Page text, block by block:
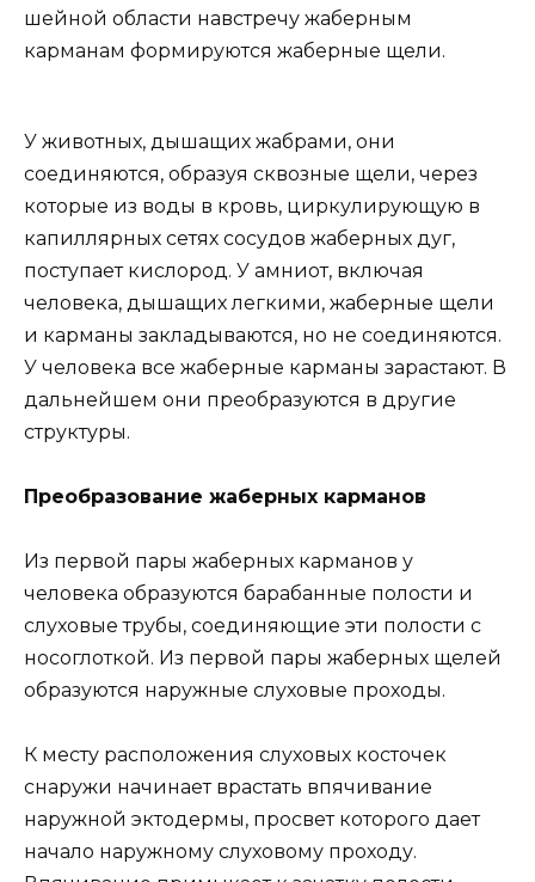
шейной области навстречу жаберным
карманам формируются жаберные щели.
У животных, дышащих жабрами, они
соединяются, образуя сквозные щели, через
которые из воды в кровь, циркулирующую в
капиллярных сетях сосудов жаберных дуг,
поступает кислород. У амниот, включая
человека, дышащих легкими, жаберные щели
и карманы закладываются, но не соединяются.
У человека все жаберные карманы зарастают. В
дальнейшем они преобразуются в другие
структуры.
Преобразование жаберных карманов
Из первой пары жаберных карманов у
человека образуются барабанные полости и
слуховые трубы, соединяющие эти полости с
носоглоткой. Из первой пары жаберных щелей
образуются наружные слуховые проходы.
К месту расположения слуховых косточек
снаружи начинает врастать впячивание
наружной эктодермы, просвет которого дает
начало наружному слуховому проходу.